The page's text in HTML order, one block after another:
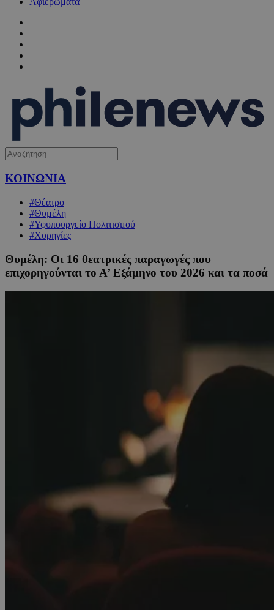
ΚΟΙΝΩΝΙΑ
#Θέατρο
#Θυμέλη
#Υφυπουργείο Πολιτισμού
#Χορηγίες
Θυμέλη: Οι 16 θεατρικές παραγωγές που
επιχορηγούνται το Α’ Εξάμηνο του 2026 και τα ποσά